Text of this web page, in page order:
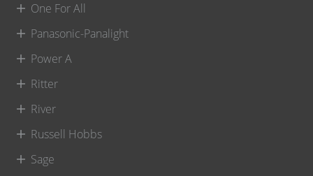
One For All
Panasonic-Panalight
Power A
Ritter
River
Russell Hobbs
Sage